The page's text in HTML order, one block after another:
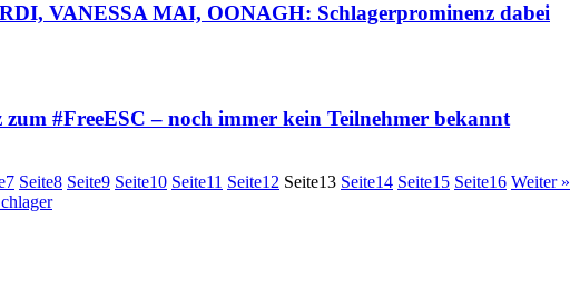
VANESSA MAI, OONAGH: Schlagerprominenz dabei
#FreeESC – noch immer kein Teilnehmer bekannt
7 Seite8 Seite9 Seite10 Seite11 Seite12 Seite13 Seite14 Seite15 Seite16 Weiter »